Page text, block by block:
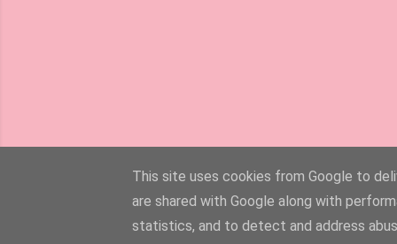
This site uses cookies from Google to
are shared with Google along with
statistics, and to detect and address